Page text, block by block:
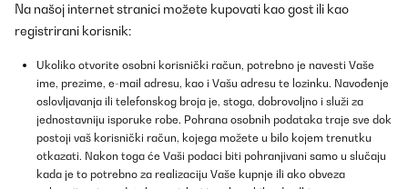
Na našoj internet stranici možete kupovati kao gost ili kao
registrirani korisnik:
Ukoliko otvorite osobni korisnički račun, potrebno je navesti Vaše
ime, prezime, e-mail adresu, kao i Vašu adresu te lozinku. Navođenje
oslovljavanja ili telefonskog broja je, stoga, dobrovoljno i služi za
jednostavniju isporuke robe. Pohrana osobnih podataka traje sve dok
postoji vaš korisnički račun, kojega možete u bilo kojem trenutku
otkazati. Nakon toga će Vaši podaci biti pohranjivani samo u slučaju
kada je to potrebno za realizaciju Vaše kupnje ili ako obveza